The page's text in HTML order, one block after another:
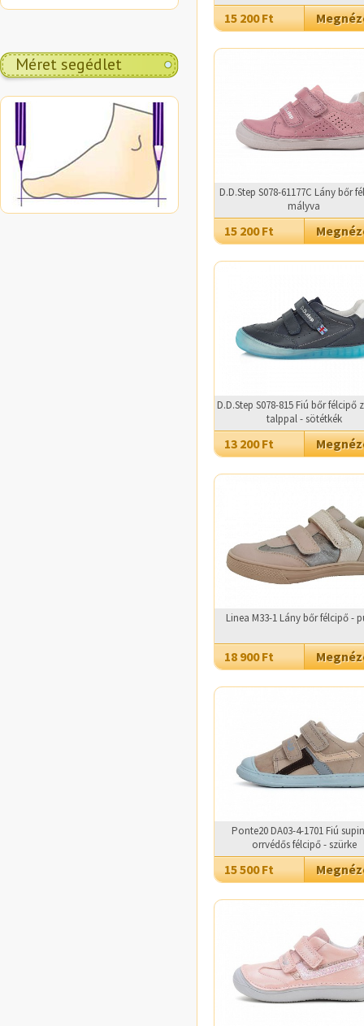
Méret segédlet
15 200 Ft
D.D.Step S078-61177C Lány bőr
mályva
15 200 Ft
D.D.Step S078-815 Fiú bőr félcipő
talppal - sötétkék
13 200 Ft
Linea M33-1 Lány bőr félcipő -
18 900 Ft
Ponte20 DA03-4-1701 Fiú
orrvédős félcipő - szürke
15 500 Ft